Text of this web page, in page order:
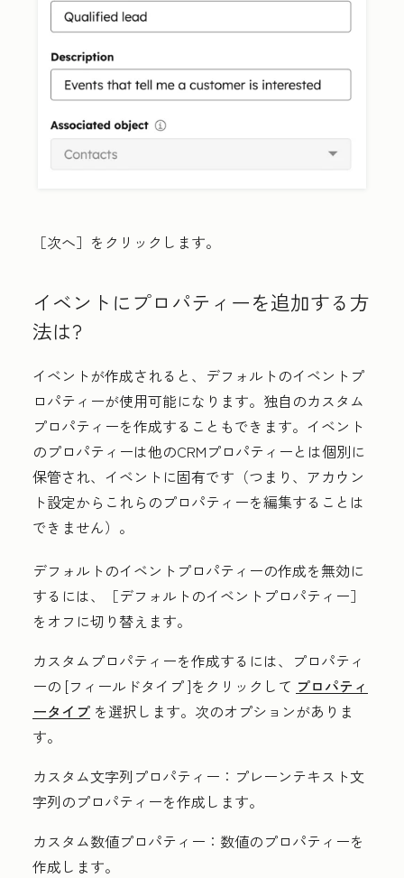
［次へ］ をクリックします。
イベントにプロパティーを追加する方
法は?
イベントが作成されると、デフォルトのイベントプ
ロパティーが使用可能になります。独自のカスタム
プロパティーを作成することもできます。イベント
のプロパティーは他のCRMプロパティーとは個別に
保管され、イベントに固有です（つまり、アカウン
ト設定からこれらのプロパティーを編集することは
できません）。
デフォルトのイベントプロパティーの作成を無効に
するには、［デフォルトのイベントプロパティー］
をオフに切り替えます。
カスタムプロパティーを作成するには、プロパティ
ーの [フィールドタイプ]をクリックして プロパティ
ータイプ を選択します。次のオプションがありま
す。
カスタム文字列プロパティー： プレーンテキスト文
字列のプロパティーを作成します。
カスタム数値プロパティー： 数値のプロパティーを
作成します。